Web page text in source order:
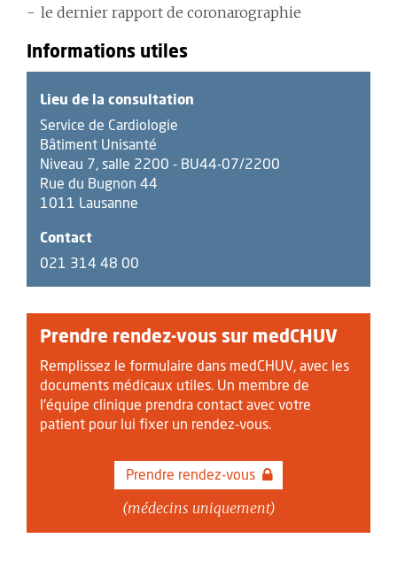
le dernier rapport de coronarographie
Informations utiles
Lieu de la consultation
Service de Cardiologie
Bâtiment Unisanté
Niveau 7, salle 2200 - BU44-07/2200
Rue du Bugnon 44
1011 Lausanne
Contact
021 314 48 00
Prendre rendez-vous sur medCHUV
Remplissez le formulaire dans medCHUV, avec les
documents médicaux utiles. Un membre de
l'équipe clinique prendra contact avec votre
patient pour lui fixer un rendez-vous.
Prendre rendez-vous
(médecins uniquement)